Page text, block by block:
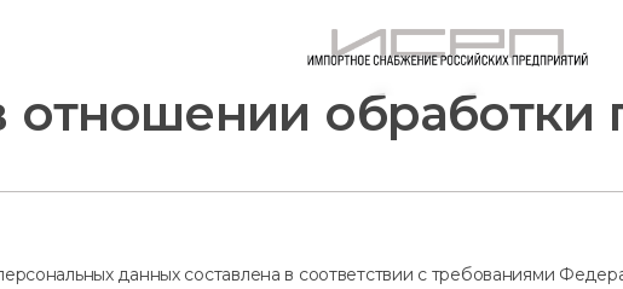
отношении обработки
данных составлена в соответствии с требованиями